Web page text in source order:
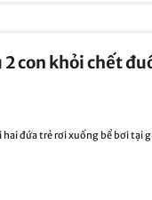
con khỏi chết
đứa trẻ rơi xuống bể bơi tại